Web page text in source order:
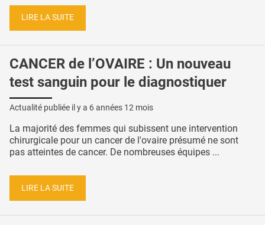
LIRE LA SUITE
CANCER de l’OVAIRE : Un nouveau
test sanguin pour le diagnostiquer
Actualité publiée il y a 6 années 12 mois
La majorité des femmes qui subissent une intervention
chirurgicale pour un cancer de l'ovaire présumé ne sont
pas atteintes de cancer. De nombreuses équipes ...
LIRE LA SUITE